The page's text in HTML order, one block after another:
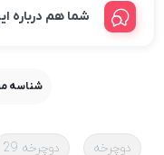
شما هم درباره
شناسه
دوچرخه دوچرخه 29